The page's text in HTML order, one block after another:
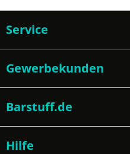
Service
Gewerbekunden
Barstuff.de
Hilfe